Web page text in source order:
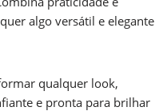
algo versátil e elegante
qualquer look,
e pronta para brilhar